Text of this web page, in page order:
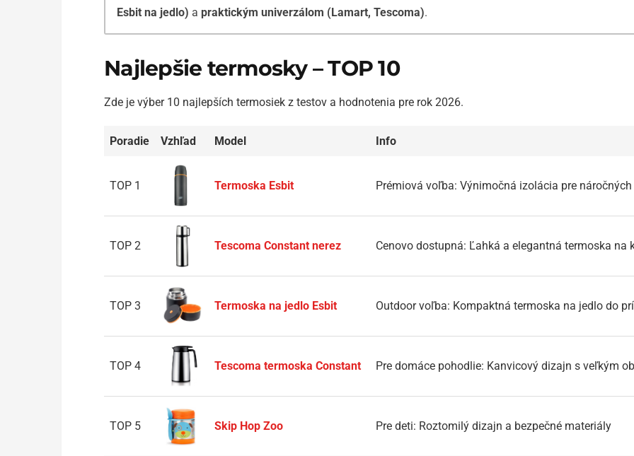
Esbit na jedlo) a praktickým univerzálom (Lamart, Tescoma).
Najlepšie termosky – TOP 10
Zde je výber 10 najlepších termosiek z testov a hodnotenia pre rok 2026.
Poradie Vzhľad Model Info
TOP 1 Termoska Esbit Prémiová voľba: Výnimočná izolácia pre náročných
TOP 2 Tescoma Constant nerez Cenovo dostupná: Ľahká a elegantná termoska na
TOP 3 Termoska na jedlo Esbit Outdoor voľba: Kompaktná termoska na jedlo do
TOP 4 Tescoma termoska Constant Pre domáce pohodlie: Kanvicový dizajn s veľkým
TOP 5 Skip Hop Zoo Pre deti: Roztomilý dizajn a bezpečné materiály